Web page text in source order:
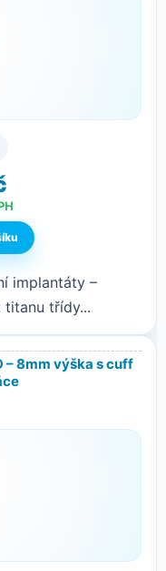
implantáty –
titanu třídy...
– 8mm výška s cuff